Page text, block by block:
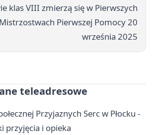
klas VIII zmierzą się w Pierwszych
Pierwszej Pomocy 20
września 2025
teleadresowe
Przyjaznych Serc w Płocku -
przyjęcia i opieka